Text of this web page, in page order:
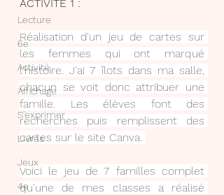
Lecture
6e
Activité
Affichage
S'exprimer
Livres
Jeux
4e
ACTIVITE 1 :
Réalisation d'un jeu de cartes sur
les femmes qui ont marqué
l'histoire. J'ai 7 îlots dans ma salle,
chacun se voit donc attribuer une
famille. Les élèves font des
recherches puis remplissent des
cartes sur le site Canva.
Voici le jeu de 7 familles complet
qu'une de mes classes a réalisé